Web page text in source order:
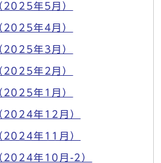
2025年5月）
2025年4月）
2025年3月）
2025年2月）
2025年1月）
2024年12月）
2024年11月）
2024年10月-2）